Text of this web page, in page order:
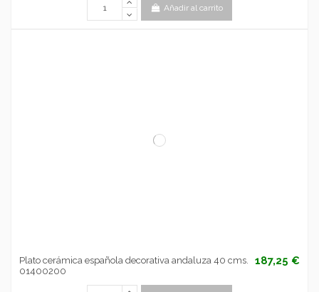
Añadir al carrito
Plato cerámica española decorativa andaluza 40 cms.
01400200
187,25 €